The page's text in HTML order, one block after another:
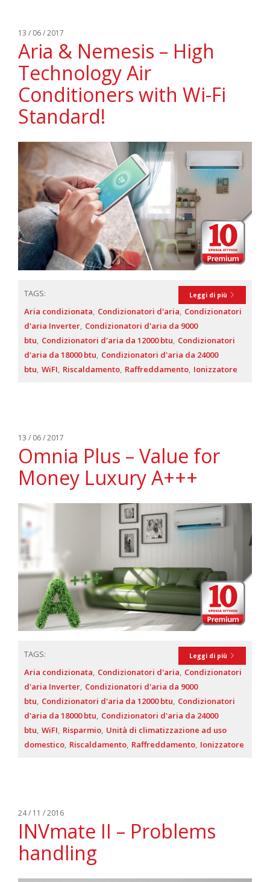
13 / 06 / 2017
Aria & Nemesis – High
Technology Air
Conditioners with Wi-Fi
Standard!
Leggi di più
TAGS:
Aria condizionata Condizionatori d'aria Condizionatori
d'aria Inverter Condizionatori d'aria da 9000
btu Condizionatori d'aria da 12000 btu Condizionatori
d'aria da 18000 btu Condizionatori d'aria da 24000
btu WiFI Riscaldamento Raffreddamento Ionizzatore
13 / 06 / 2017
Omnia Plus – Value for
Money Luxury A+++
Leggi di più
TAGS:
Aria condizionata Condizionatori d'aria Condizionatori
d'aria Inverter Condizionatori d'aria da 9000
btu Condizionatori d'aria da 12000 btu Condizionatori
d'aria da 18000 btu Condizionatori d'aria da 24000
btu WiFI Risparmio Unità di climatizzazione ad uso
domestico Riscaldamento Raffreddamento Ionizzatore
24 / 11 / 2016
INVmate II – Problems
handling